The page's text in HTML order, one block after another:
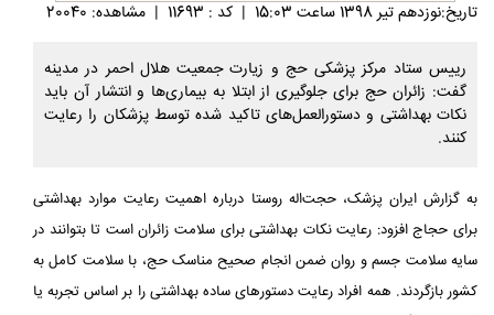
تاريخ:نوزدهم تير 1398 ساعت 15:03 | کد : 11693 | مشاهده: 20040
رییس ستاد مرکز پزشکی حج و زیارت جمعیت هلال احمر در مدینه
گفت: زائران حج برای جلوگیری از ابتلا به بیماری‌ها و انتشار آن باید
نکات بهداشتی و دستورالعمل‌های تاکید شده توسط پزشکان را رعایت
کنند.
به گزارش ایران پزشک، حجت‌اله روستا درباره اهمیت رعایت موارد بهداشتی
برای حجاج افزود: رعایت نکات بهداشتی برای سلامت زائران است تا بتوانند در
سایه سلامت جسم و روان ضمن انجام صحیح مناسک حج، با سلامت کامل به
کشور بازگردند. همه افراد رعایت دستورهای ساده بهداشتی را بر اساس تجربه یا